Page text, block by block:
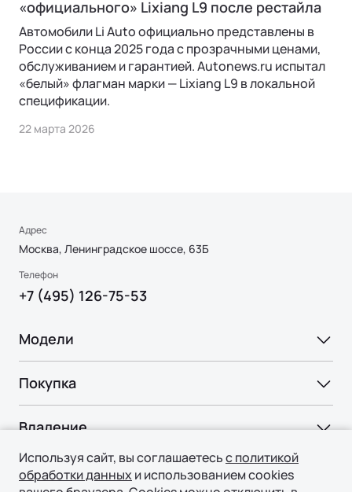
«официального» Lixiang L9 после рестайла
Автомобили Li Auto официально представлены в
России с конца 2025 года с прозрачными ценами,
обслуживанием и гарантией. Autonews.ru испытал
«белый» флагман марки — Lixiang L9 в локальной
спецификации.
22 марта 2026
Адрес
Москва, Ленинградское шоссе, 63Б
Телефон
+7 (495) 126-75-53
Модели
Ли Л7 | Li L7
Ли Л9 | Li L9
Покупка
Тест-драйв
Владение
СЕРВИС
Официальный сервис
Технологии
Используя сайт, вы соглашаетесьс политикой
обработки данных и использованием cookies